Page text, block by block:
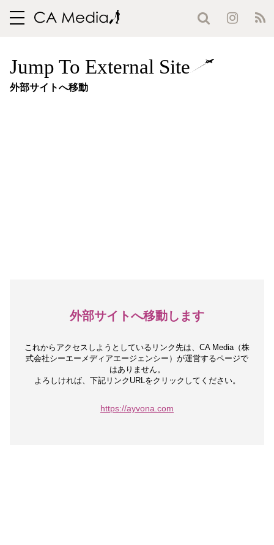
toggle
Jump To External Site
外部サイトへ移動
外部サイトへ移動します
これからアクセスしようとしているリンク先は、 CA Media（株
式会社シーエーメディアエージェンシー）が運営するページで
はありません。
よろしければ、下記リンクURLをクリックしてください。
https://ayvona.com